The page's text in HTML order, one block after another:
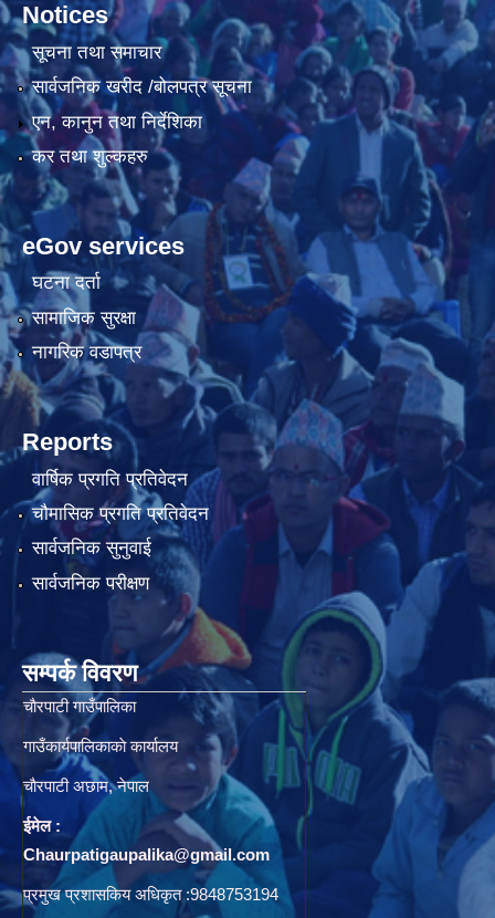
Notices
सूचना तथा समाचार
सार्वजनिक खरीद /बोलपत्र सूचना
एन, कानुन तथा निर्देशिका
कर तथा शुल्कहरु
eGov services
घटना दर्ता
सामाजिक सुरक्षा
नागरिक वडापत्र
Reports
वार्षिक प्रगति प्रतिवेदन
चौमासिक प्रगति प्रतिवेदन
सार्वजनिक सुनुवाई
सार्वजनिक परीक्षण
सम्पर्क विवरण
चाैरपाटी गाउँपालिका
गाउँकार्यपालिकाकाे कार्यालय
चाैरपाटी अछाम, नेपाल
ईमेल :
Chaurpatigaupalika@gmail.com
प्रमुख प्रशासकिय अधिकृत :9848753194